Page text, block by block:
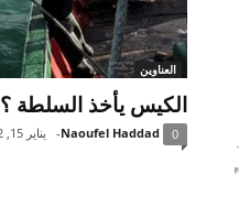
العناوين
الكيس يأخذ السلطة ؟
Naoufel Haddad
- يناير 15, 2022 0